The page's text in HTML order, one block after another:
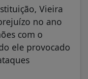
Vieira
no ano
com o
ele provocado